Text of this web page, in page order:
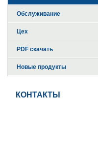
Обслуживание
Цех
PDF скачать
Новые продукты
КОНТАКТЫ